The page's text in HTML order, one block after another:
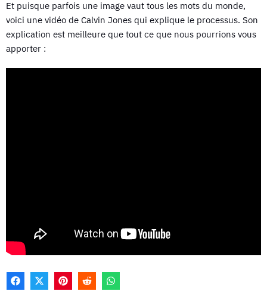
Et puisque parfois une image vaut tous les mots du monde,
voici une vidéo de Calvin Jones qui explique le processus. Son
explication est meilleure que tout ce que nous pourrions vous
apporter :
F
P
R